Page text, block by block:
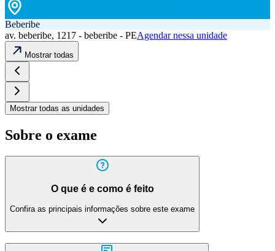
Beberibe
av. beberibe, 1217 - beberibe - PEAgendar nessa unidade
Mostrar todas
Mostrar todas as unidades
Sobre o exame
O que é e como é feito
Confira as principais informações sobre este exame